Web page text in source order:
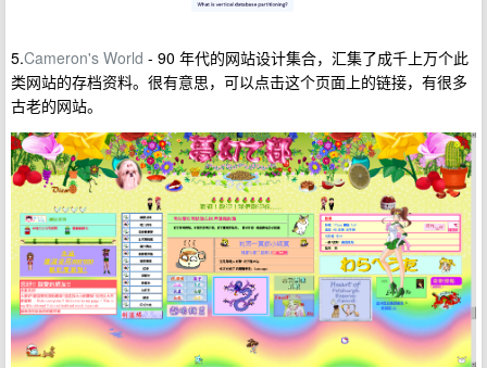
5.Cameron's World - 90 年代的网站设计集合，汇集了成千上万个此
类网站的存档资料。很有意思，可以点击这个页面上的链接，有很多
古老的网站。